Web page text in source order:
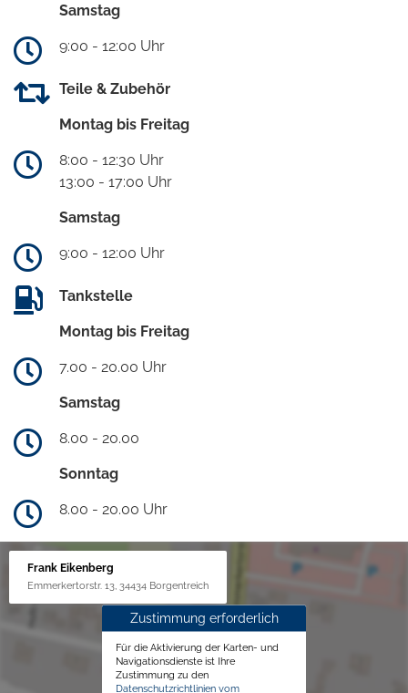
Samstag
9:00 - 12:00 Uhr
Teile & Zubehör
Montag bis Freitag
8:00 - 12:30 Uhr
13:00 - 17:00 Uhr
Samstag
9:00 - 12:00 Uhr
Tankstelle
Montag bis Freitag
7.00 - 20.00 Uhr
Samstag
8.00 - 20.00
Sonntag
8.00 - 20.00 Uhr
Frank Eikenberg
Emmerkertorstr. 13, 34434 Borgentreich
Zustimmung erforderlich
Für die Aktivierung der Karten- und
Navigationsdienste ist Ihre
Zustimmung zu den
Datenschutzrichtlinien vom